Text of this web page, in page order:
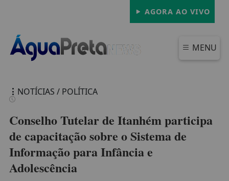
AGORA AO VIVO
MENU
NOTÍCIAS / POLÍTICA
Conselho Tutelar de Itanhém participa
de capacitação sobre o Sistema de
Informação para Infância e
Adolescência